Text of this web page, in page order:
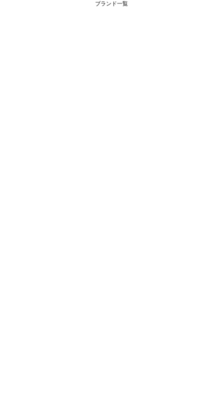
ブランド一覧